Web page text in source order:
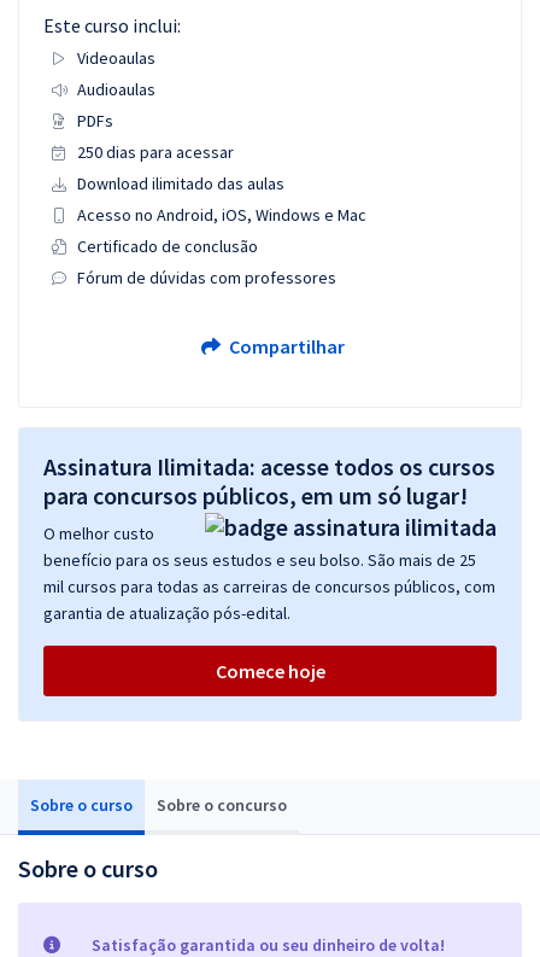
Sobre o curso Sobre o concurso
Sobre o curso
Satisfação garantida ou seu dinheiro de volta!
Este curso inclui:
Videoaulas
Audioaulas
PDFs
250 dias para acessar
Download ilimitado das aulas
Acesso no Android, iOS, Windows e Mac
Certificado de conclusão
Fórum de dúvidas com professores
Compartilhar
Assinatura Ilimitada: acesse todos os cursos
para concursos públicos, em um só lugar!
O melhor custo
benefício para os seus estudos e seu bolso. São mais de 25
mil cursos para todas as carreiras de concursos públicos, com
garantia de atualização pós-edital.
Comece hoje